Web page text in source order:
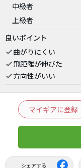
中級者
上級者
良いポイント
曲がりにくい
飛距離が伸びた
方向性がいい
マイギアに登録
シェアする